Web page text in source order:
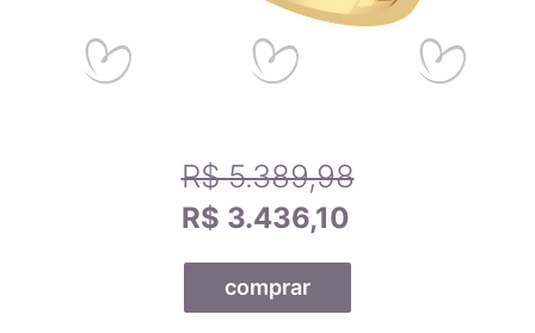
R$ 5.389,98
R$ 3.436,10
comprar